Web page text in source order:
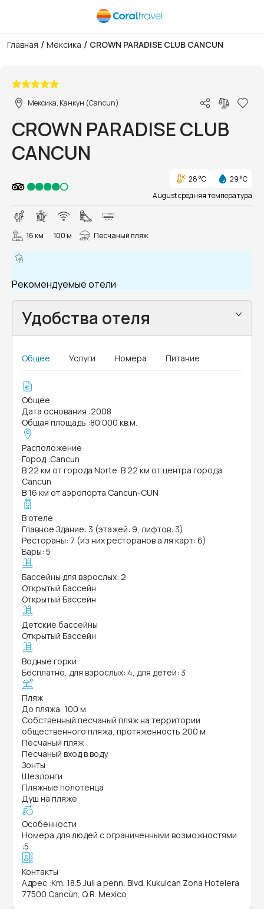
Главная / Мексика / CROWN PARADISE CLUB CANCUN
Мексика, Канкун (Cancun)
CROWN PARADISE CLUB
CANCUN
28 °C
29 °C
August средняя температура
16 км 100 м Песчаный пляж
Рекомендуемые отели
Удобства отеля
Общее Услуги Номера Питание
Общее
Дата основания :2008
Общая площадь :80 000 кв.м.
Расположение
Город :Cancun
В 22 км от города Norte. В 22 км от центра города
Cancun
В 16 км от аэропорта Cancun-CUN
В отеле
Главное Здание: 3 (этажей: 9, лифтов: 3)
Рестораны: 7 (из них ресторанов а’ля карт: 6)
Бары: 5
Бассейны для взрослых: 2
Открытый Бассейн
Открытый Бассейн
Детские бассейны
Открытый Бассейн
Водные горки
Бесплатно, для взрослых: 4, для детей: 3
Пляж
До пляжа, 100 м
Собственный песчаный пляж на территории
общественного пляжа, протяженность 200 м
Песчаный пляж
Песчаный вход в воду
Зонты
Шезлонги
Пляжные полотенца
Душ на пляже
Особенности
Номера для людей с ограниченными возможностями
:5
Контакты
Адрес :Km. 18.5 Juli a penn, Blvd. Kukulcan Zona Hotelera
77500 Cancún, Q.R. Mexico